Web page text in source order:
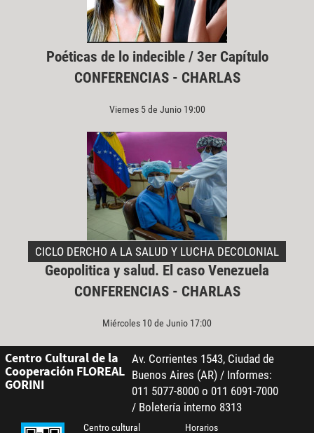
Poéticas de lo indecible / 3er Capítulo
CONFERENCIAS - CHARLAS
Viernes 5 de Junio 19:00
CICLO DERCHO A LA SALUD Y LUCHA DECOLONIAL
Geopolitica y salud. El caso Venezuela
CONFERENCIAS - CHARLAS
Miércoles 10 de Junio 17:00
Centro Cultural de la
Cooperación FLOREAL
GORINI
Av. Corrientes 1543, Ciudad de
Buenos Aires (AR) / Informes:
011 5077-8000 o 011 6091-7000
/ Boletería interno 8313
Centro cultural Horarios